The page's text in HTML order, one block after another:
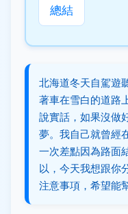
總結
北海道冬天自駕遊
著車在雪白的道路
說實話，如果沒做
夢。我自己就曾經
一次差點因為路面
以，今天我想跟你
注意事項，希望能